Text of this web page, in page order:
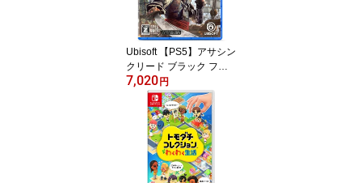
Ubisoft 【PS5】アサシン
クリード ブラック フラ
ッグ RE:シンクロ [ELJM-
30874 PS5 アサシンク
リ-ド ブラックフラッブ
RE シンクロ]
7,020円